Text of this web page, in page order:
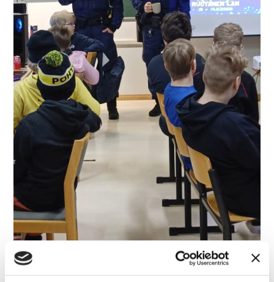
Konstaapelit Mikael (vas.) ja Klaus (oik.)
kertoivat nuorille netin vaaroista PyhäNetin